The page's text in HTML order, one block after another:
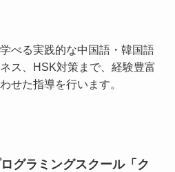
べる実践的な中国語・韓国語
ス、HSK対策まで、経験豊富
せた指導を行います。
グラミングスクール「ク